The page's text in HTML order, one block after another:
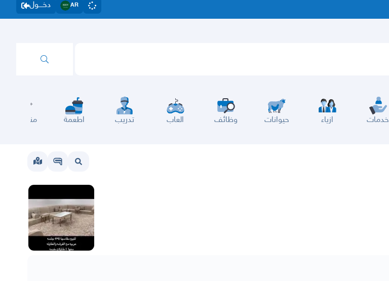
دخــــول AR
خدمات ازياء حيوانات وظائف العاب تدريب اطعمة مناسبات